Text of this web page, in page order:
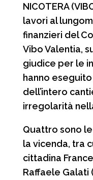
e
o
o
k
t
A
p
p
e
r
a
m
NICOTERA
lavori al
finanzieri del
Vibo Valentia,
giudice per le
hanno
dell’intero
irregolarità
Quattro sono
la vicenda, tra
cittadina
Raffaele Galati